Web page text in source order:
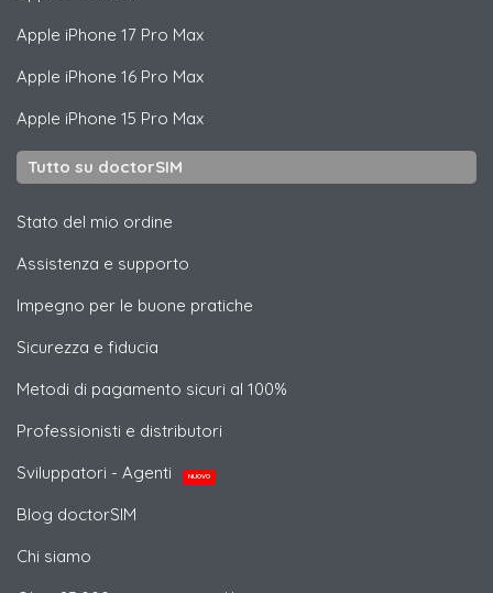
Apple iPhone 17 Pro Max
Apple iPhone 16 Pro Max
Apple iPhone 15 Pro Max
Tutto su doctorSIM
Stato del mio ordine
Assistenza e supporto
Impegno per le buone pratiche
Sicurezza e fiducia
Metodi di pagamento sicuri al 100%
Professionisti e distributori
Sviluppatori - Agenti
NUOVO
Blog doctorSIM
Chi siamo